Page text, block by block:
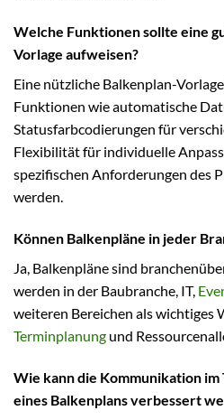
Welche Funktionen sollte eine
Vorlage aufweisen?
Eine nützliche Balkenplan-
Funktionen wie automatische
Statusfarbcodierungen für
Flexibilität für individuelle
spezifischen Anforderungen des
werden.
Können Balkenpläne in jeder
Ja, Balkenpläne sind
werden in der Baubranche, IT,
weiteren Bereichen als wichtiges
Terminplanung und
Wie kann die Kommunikation im
eines Balkenplans verbessert